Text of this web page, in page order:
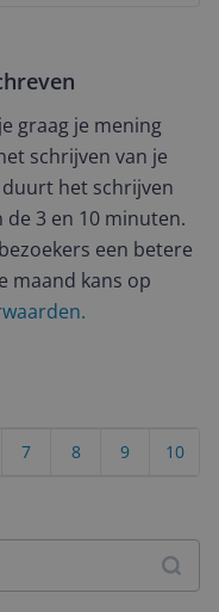
graag je mening
schrijven van je
het schrijven
3 en 10 minuten.
een betere
maand kans op
10
9
8
7